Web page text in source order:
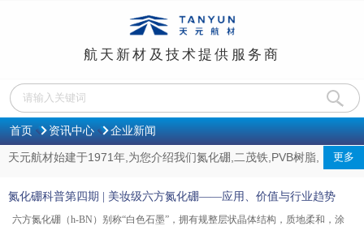
航天新材及技术提供服务商
首页 资讯中心 企业新闻
更多
天元航材始建于1971年,为您介绍我们氮化硼,二茂铁,PVB树脂,
欢迎来电咨询！
氮化硼科普第四期 | 美妆级六方氮化硼——应用、价值与行业趋势
2026-08-05
六方氮化硼（h-BN）别称“白色石墨”，拥有规整层状晶体结构，质地柔和，涂